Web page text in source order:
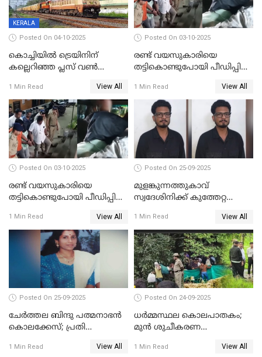
KERALA
Posted On 04-10-2025
കൊച്ചിയില്‍ ട്രെയിനിന്
കല്ലെറിഞ്ഞ പ്ലസ് വൺ
കല്ലേറിൽ അഗ്നിരക്ഷാസേന
ഉദ്യോഗസ്ഥന് പരിക്കേറ്റിരുന്നു
1 Min Read View All
Posted On 03-10-2025
രണ്ട് വയസുകാരിയെ
തട്ടികൊണ്ടുപോയി പീഡിപ്പിച്ച
തടവ്
1 Min Read View All
Posted On 03-10-2025
രണ്ട് വയസുകാരിയെ
തട്ടികൊണ്ടുപോയി പീഡിപ്പിച്ച
1 Min Read View All
Posted On 25-09-2025
മുളങ്കുന്നത്തുകാവ്
സ്വദേശിനിക്ക് കുത്തേറ്റ
ജോസഫ് പിടിയില്‍
1 Min Read View All
Posted On 25-09-2025
ചേർത്തല ബിന്ദു പത്മനാഭൻ
കൊലക്കേസ്; പ്രതി
1 Min Read View All
Posted On 24-09-2025
ധർമ്മസ്ഥല കൊലപാതകം;
മുൻ ശുചീകരണ
രേഖപ്പെടുത്തും
1 Min Read View All